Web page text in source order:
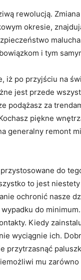
rewolucją.
okresie,
i tym
iż po przyjściu na
jest przede
podążasz za
piękne
generalny remont
do
to jest
ochronić nasze
do minimum.
Kiedy
wyciągnie ich.
przytrzasnąć
mu